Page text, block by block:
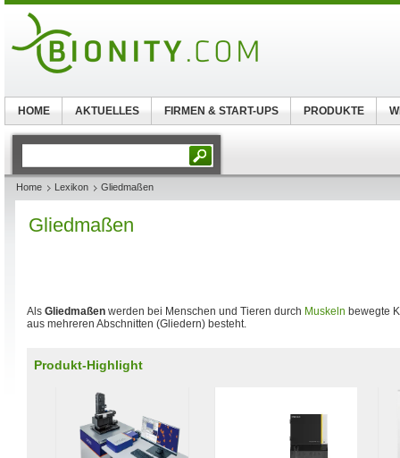
Home Lexikon Gliedmaßen
Gliedmaßen
Als Gliedmaßen werden bei Menschen und Tieren durch Muskeln bewegte
aus mehreren Abschnitten (Gliedern) besteht.
Produkt-Highlight
HOME AKTUELLES FIRMEN & START-UPS PRODUKTE